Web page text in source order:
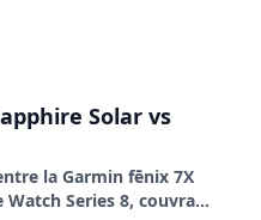
Solar vs
la Garmin fēnix 7X
Series 8, couvrant